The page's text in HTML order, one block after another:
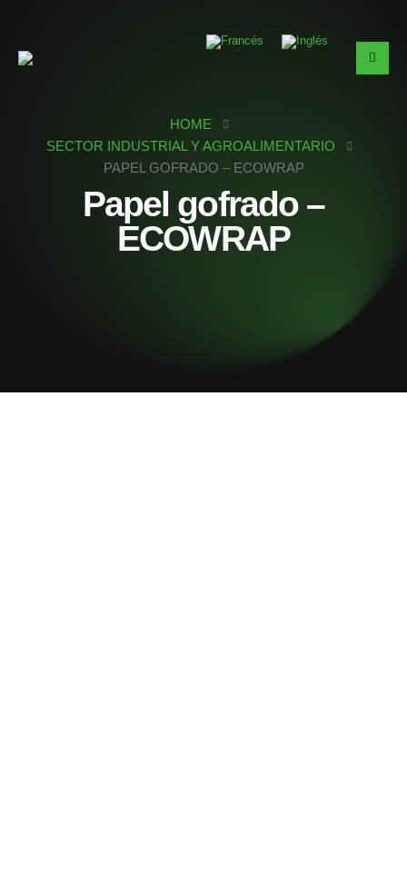
HOME
SECTOR INDUSTRIAL Y AGROALIMENTARIO
PAPEL GOFRADO – ECOWRAP
Papel gofrado –
ECOWRAP